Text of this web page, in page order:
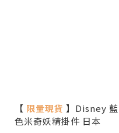
【 限量現貨 】Disney 藍
色米奇妖精掛件 日本